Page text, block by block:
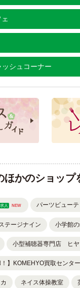
シュコーナー
ほかのショップ
求人 NEW パーツビュー
テージナイン 小学館
小型補聴器専門店 ヒヤ
！】KOMEHYO買取センター
ネイス体操教室